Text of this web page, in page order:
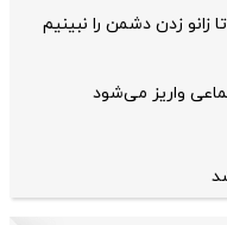
زدن دشمن را نبینیم
واریز می‌شود